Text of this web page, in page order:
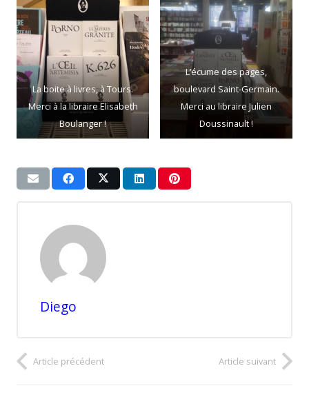
La boite à livres, à Tours.
Merci à la libraire Elisabeth
Boulanger !
L’écume des pages,
boulevard Saint-Germain.
Merci au libraire Julien
Doussinault !
Diego
Article précédent Article suivant